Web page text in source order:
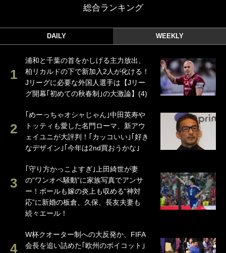
総合ランキング
DAILY WEEKLY
浦和と千葉の首をかしげる主力放出、
柏リカルドの下で新加入2人が化ける！
Jリーグに必要な外国人選手は【Jリー
グ開幕｢初めての秋春制｣の大激論】(4)
｢めーっちゃオシャじゃん｣中田英寿や
トッティも愛した名門ローマ、新アウ
ェイユニが大評判！｢カッコいい｣｢好き
なデザイン｣｢今年は2nd買おうかな｣
｢守り方かっこよすぎ｣上田綺世が妻
の“ワンオペ騒動”に家族写真でアンサ
ー！ボールも嫁の炎上も収める“神対
応”に新婚の板倉、久保、長友夫妻も
続々エール！
W杯クオーター制への大反発か、FIFA
会長を追い詰めた｢欧州のボイコット｣